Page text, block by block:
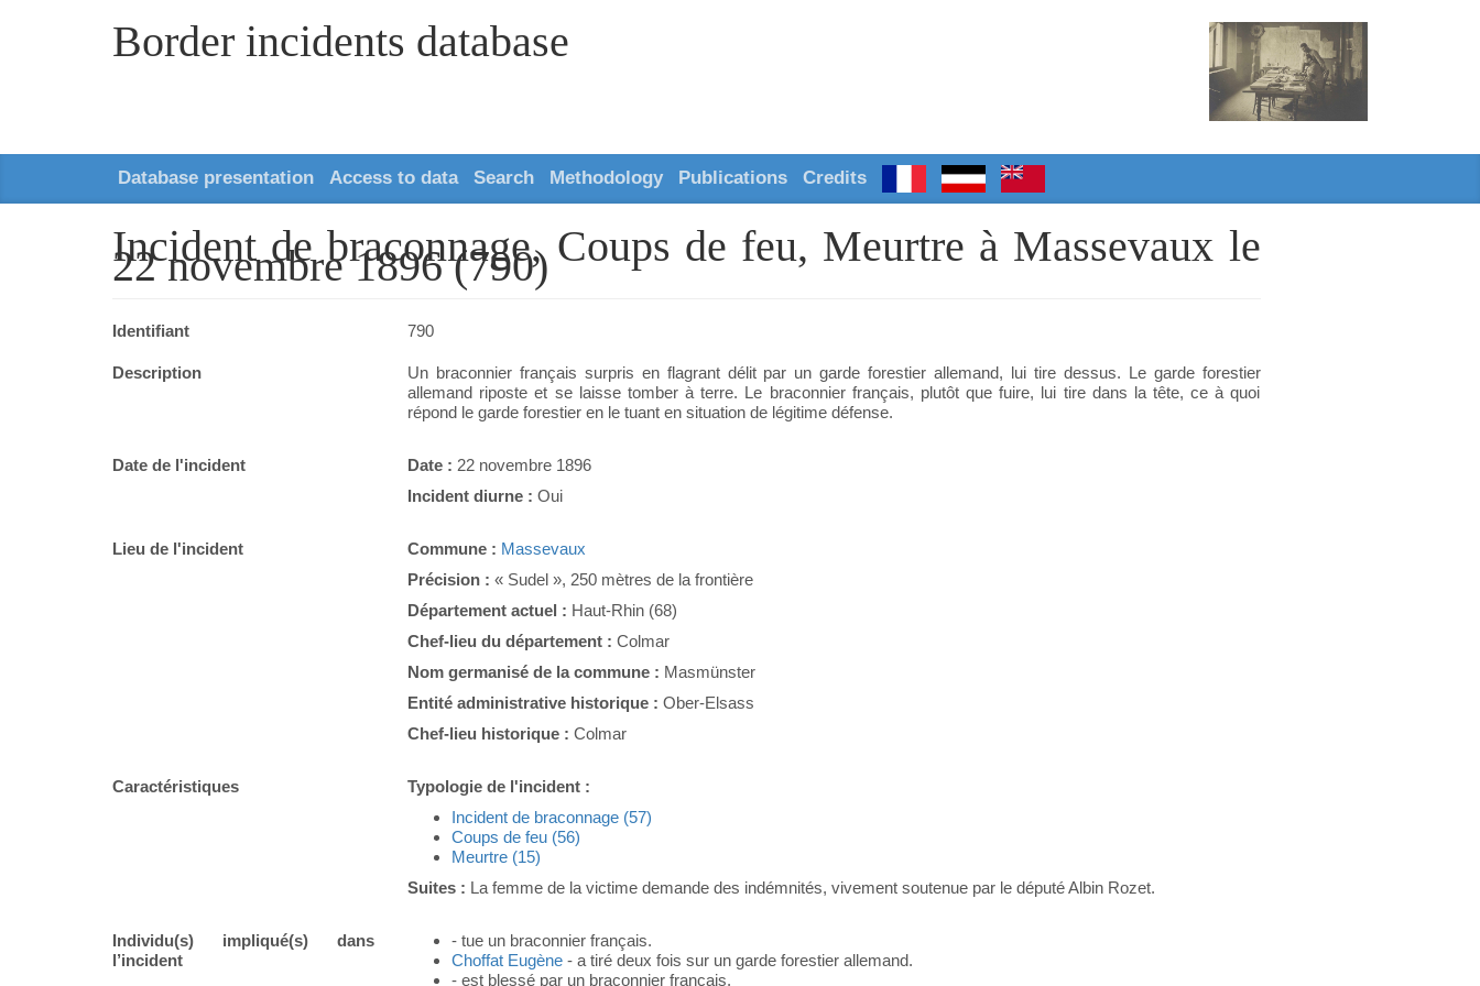
Border incidents database
Database presentation Access to data Search Methodology Publications Credits
Incident de braconnage, Coups de feu, Meurtre à Massevaux le
22 novembre 1896 (790)
Identifiant 790
Description
Un braconnier français surpris en flagrant délit par un garde forestier allemand, lui tire dessus. Le garde forestier
allemand riposte et se laisse tomber à terre. Le braconnier français, plutôt que fuire, lui tire dans la tête, ce à quoi
répond le garde forestier en le tuant en situation de légitime défense.
Date de l'incident Date : 22 novembre 1896
Incident diurne :Oui
Lieu de l'incident Commune : Massevaux
Précision :« Sudel », 250 mètres de la frontière
Département actuel : Haut-Rhin (68)
Chef-lieu du département :Colmar
Nom germanisé de la commune : Masmünster
Entité administrative historique :Ober-Elsass
Chef-lieu historique :Colmar
Caractéristiques
Typologie de l'incident :
Incident de braconnage (57)
Coups de feu (56)
Meurtre (15)
Suites : La femme de la victime demande des indémnités, vivement soutenue par le député Albin Rozet.
Individu(s) impliqué(s) dans
l’incident
- tue un braconnier français.
Choffat Eugène- a tiré deux fois sur un garde forestier allemand.
- est blessé par un braconnier français.